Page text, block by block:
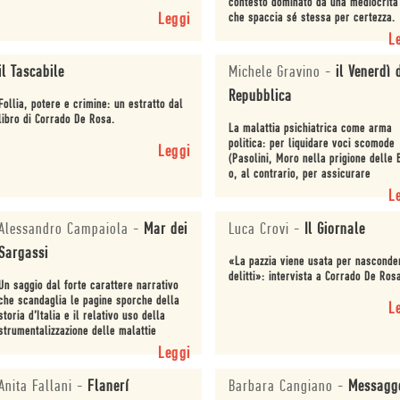
Leggi
contesto dominato da una mediocrità
che spaccia sé stessa per certezza.
Tascabile
potere e crimine: un estratto dal
di Corrado De Rosa.
Leggi
Michele Gravino -il Venerdì
Repubblica
La malattia psichiatrica come arma
politica: per liquidare voci scomode
(Pasolini, Moro nella prigione delle
o, al contrario, per assicurare
Campaiola - Mar dei
saggio dal forte carattere narrativo
scandaglia le pagine sporche della
d’Italia e il relativo uso della
delle malattie
Leggi
Luca Crovi - Il Giornale
«La pazzia viene usata per
delitti»: intervista a Corrado De
Fallani - Flanerí Barbara Cangiano -